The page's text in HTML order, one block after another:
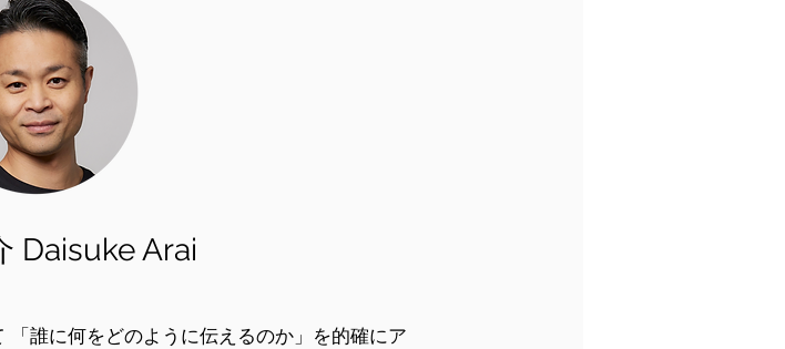
Daisuke Arai
「誰に何をどのように伝えるのか」を的確にア